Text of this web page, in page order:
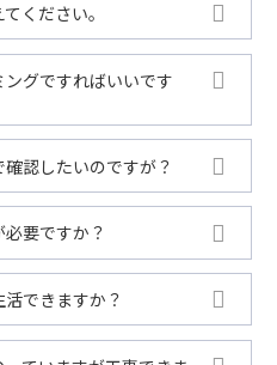
ください。
グですればいいです
認したいのですが？
要ですか？
できますか？